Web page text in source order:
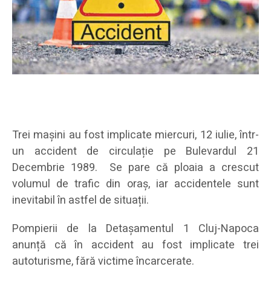
Trei mașini au fost implicate miercuri, 12 iulie, într-
un accident de circulație pe Bulevardul 21
Decembrie 1989. Se pare că ploaia a crescut
volumul de trafic din oraș, iar accidentele sunt
inevitabil în astfel de situații.
Pompierii de la Detașamentul 1 Cluj-Napoca
anunță că în accident au fost implicate trei
autoturisme, fără victime încarcerate.